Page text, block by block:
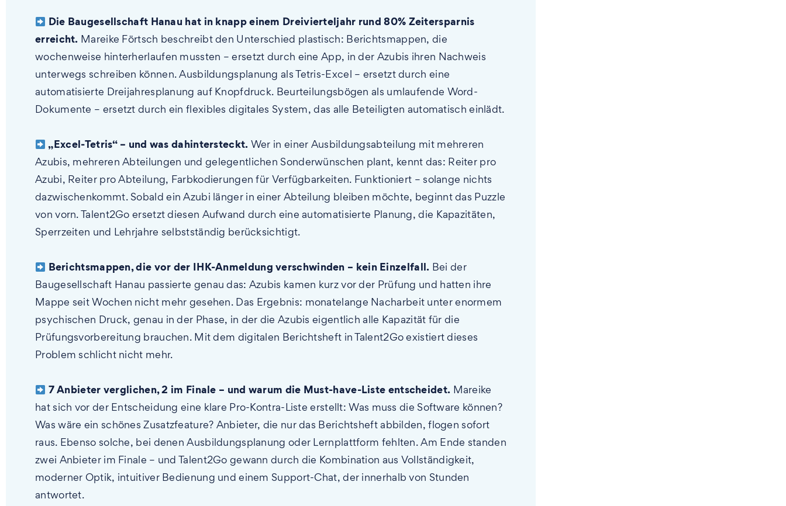
Die Baugesellschaft Hanau hat in knapp einem Dreivierteljahr rund 80% Zeitersparnis
erreicht. Mareike Förtsch beschreibt den Unterschied plastisch: Berichtsmappen, die
wochenweise hinterherlaufen mussten – ersetzt durch eine App, in der Azubis ihren Nachweis
unterwegs schreiben können. Ausbildungsplanung als Tetris-Excel – ersetzt durch eine
automatisierte Dreijahresplanung auf Knopfdruck. Beurteilungsbögen als umlaufende Word-
Dokumente – ersetzt durch ein flexibles digitales System, das alle Beteiligten automatisch einlädt.
„Excel-Tetris“ – und was dahintersteckt. Wer in einer Ausbildungsabteilung mit mehreren
Azubis, mehreren Abteilungen und gelegentlichen Sonderwünschen plant, kennt das: Reiter pro
Azubi, Reiter pro Abteilung, Farbkodierungen für Verfügbarkeiten. Funktioniert – solange nichts
dazwischenkommt. Sobald ein Azubi länger in einer Abteilung bleiben möchte, beginnt das Puzzle
von vorn. Talent2Go ersetzt diesen Aufwand durch eine automatisierte Planung, die Kapazitäten,
Sperrzeiten und Lehrjahre selbstständig berücksichtigt.
Berichtsmappen, die vor der IHK-Anmeldung verschwinden – kein Einzelfall. Bei der
Baugesellschaft Hanau passierte genau das: Azubis kamen kurz vor der Prüfung und hatten ihre
Mappe seit Wochen nicht mehr gesehen. Das Ergebnis: monatelange Nacharbeit unter enormem
psychischen Druck, genau in der Phase, in der die Azubis eigentlich alle Kapazität für die
Prüfungsvorbereitung brauchen. Mit dem digitalen Berichtsheft in Talent2Go existiert dieses
Problem schlicht nicht mehr.
7 Anbieter verglichen, 2 im Finale – und warum die Must-have-Liste entscheidet. Mareike
hat sich vor der Entscheidung eine klare Pro-Kontra-Liste erstellt: Was muss die Software können?
Was wäre ein schönes Zusatzfeature? Anbieter, die nur das Berichtsheft abbilden, flogen sofort
raus. Ebenso solche, bei denen Ausbildungsplanung oder Lernplattform fehlten. Am Ende standen
zwei Anbieter im Finale – und Talent2Go gewann durch die Kombination aus Vollständigkeit,
moderner Optik, intuitiver Bedienung und einem Support-Chat, der innerhalb von Stunden
antwortet.